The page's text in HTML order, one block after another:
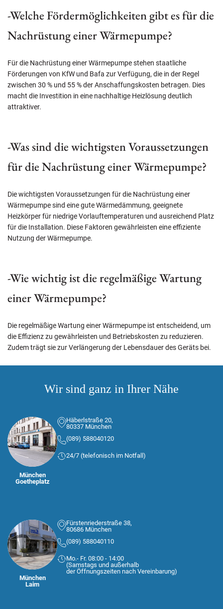
-Welche Fördermöglichkeiten gibt es für die
Nachrüstung einer Wärmepumpe?
Für die Nachrüstung einer Wärmepumpe stehen staatliche
Förderungen von KfW und Bafa zur Verfügung, die in der Regel
zwischen 30 % und 55 % der Anschaffungskosten betragen. Dies
macht die Investition in eine nachhaltige Heizlösung deutlich
attraktiver.
-Was sind die wichtigsten Voraussetzungen
für die Nachrüstung einer Wärmepumpe?
Die wichtigsten Voraussetzungen für die Nachrüstung einer
Wärmepumpe sind eine gute Wärmedämmung, geeignete
Heizkörper für niedrige Vorlauftemperaturen und ausreichend Platz
für die Installation. Diese Faktoren gewährleisten eine effiziente
Nutzung der Wärmepumpe.
-Wie wichtig ist die regelmäßige Wartung
einer Wärmepumpe?
Die regelmäßige Wartung einer Wärmepumpe ist entscheidend, um
die Effizienz zu gewährleisten und Betriebskosten zu reduzieren.
Zudem trägt sie zur Verlängerung der Lebensdauer des Geräts bei.
Wir sind ganz in Ihrer Nähe
München
Goetheplatz
Häberlstraße 20,
80337 München
(089) 588040120
24/7 (telefonisch im Notfall)
München
Laim
Fürstenriederstraße 38,
80686 München
(089) 588040110
Mo.- Fr. 08:00 - 14:00
(Samstags und außerhalb
der Öffnungszeiten nach Vereinbarung)